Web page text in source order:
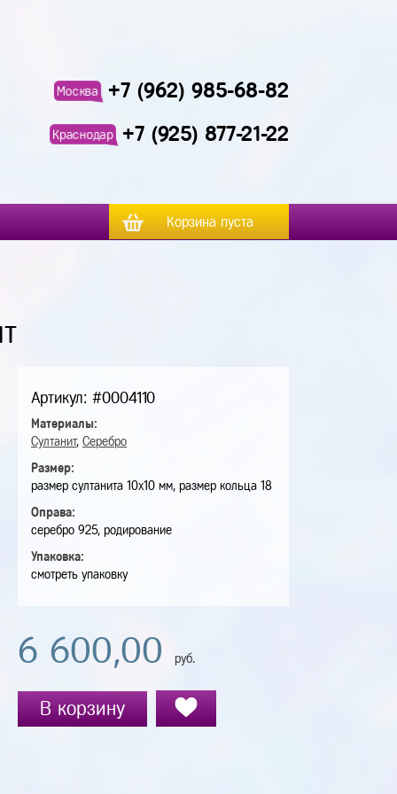
Москва +7 (962) 985-68-82
Краснодар +7 (925) 877-21-22
Корзина пуста
Артикул: #0004110
Материалы:
Султанит, Серебро
Размер:
размер султанита 10х10 мм, размер кольца 18
Оправа:
серебро 925, родирование
Упаковка:
смотреть упаковку
6 600,00 руб.
В корзину